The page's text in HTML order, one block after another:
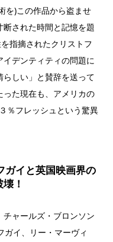
を)この作品から盗ませ
された時間と記憶を題
指摘されたクリストフ
デンティティの問題に
しい」と賛辞を送って
た現在も、アメリカの
％フレッシュという驚異
ガイと英国映画界の
！
ャールズ・ブロンソン
ガイ、リー・マーヴィ